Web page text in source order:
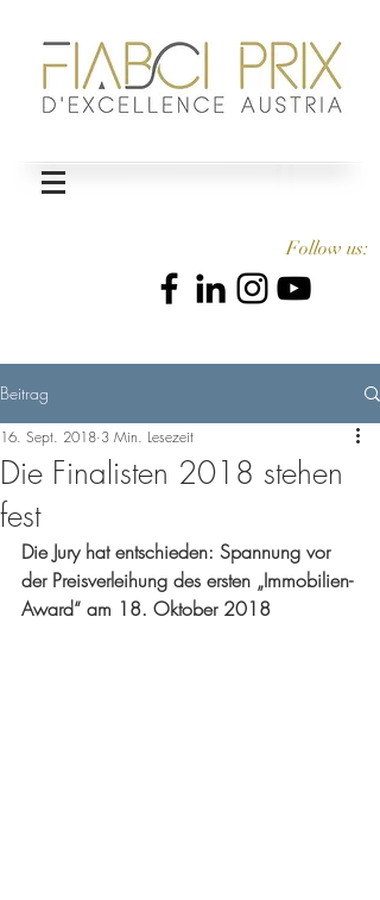
Follow us:
Beitrag
Die Finalisten 2018 stehen
fest
16. Sept. 2018 3 Min. Lesezeit
Die Jury hat entschieden: Spannung vor
der Preisverleihung des ersten „Immobilien-
Award“ am 18. Oktober 2018